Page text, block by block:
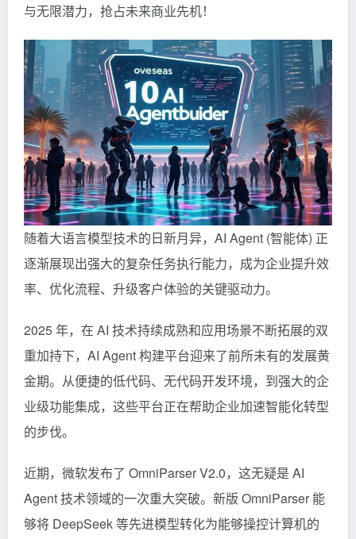
与无限潜力，抢占未来商业先机！
随着大语言模型技术的日新月异，AI Agent (智能体) 正
逐渐展现出强大的复杂任务执行能力，成为企业提升效
率、优化流程、升级客户体验的关键驱动力。
2025 年，在 AI 技术持续成熟和应用场景不断拓展的双
重加持下，AI Agent 构建平台迎来了前所未有的发展黄
金期。从便捷的低代码、无代码开发环境，到强大的企
业级功能集成，这些平台正在帮助企业加速智能化转型
的步伐。
近期，微软发布了 OmniParser V2.0，这无疑是 AI
Agent 技术领域的一次重大突破。新版 OmniParser 能
够将 DeepSeek等先进模型转化为能够操控计算机的